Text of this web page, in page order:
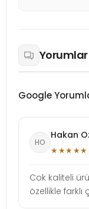
Yorumlar
Google
HO
Hakan
★★★★★
Cok kaliteli
özellikle farklı